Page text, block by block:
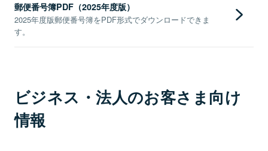
郵便番号簿PDF（2025年度版）
2025年度版郵便番号簿をPDF形式でダウンロードできま
す。
ビジネス・法人のお客さま向け
情報